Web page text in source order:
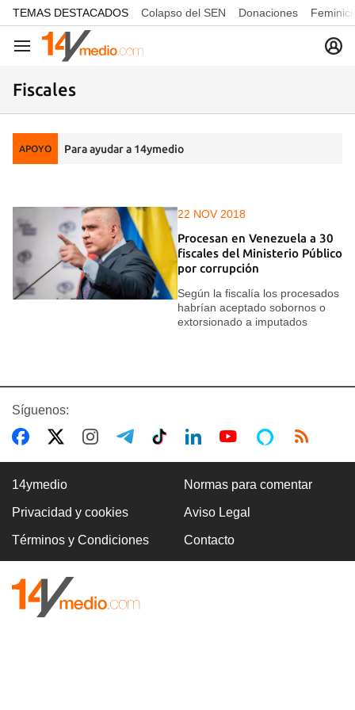
common.go-to-content
TEMAS DESTACADOS Colapso del SEN Donaciones
Navegación
Fiscales
APOYO Para ayudar a 14ymedio
22 NOV 2018
Procesan en Venezuela a 30
fiscales del Ministerio Público
por corrupción
Según la fiscalía los procesados
habrían aceptado sobornos o
extorsionado a imputados
Síguenos:
14ymedio Normas para comentar
Privacidad y cookies Aviso Legal
Términos y Condiciones Contacto